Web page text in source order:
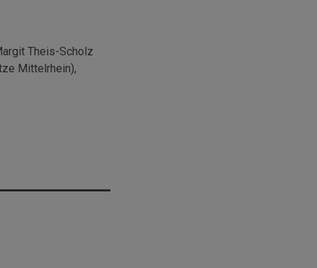
Theis-Scholz
Mittelrhein),